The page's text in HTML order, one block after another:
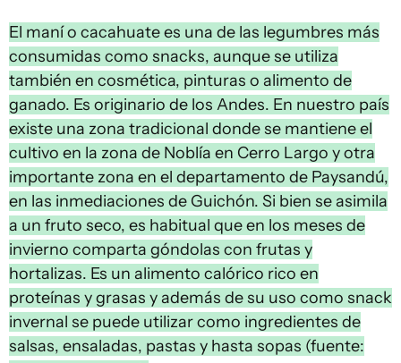
El maní o cacahuate es una de las legumbres más
consumidas como snacks, aunque se utiliza
también en cosmética, pinturas o alimento de
ganado. Es originario de los Andes. En nuestro país
existe una zona tradicional donde se mantiene el
cultivo en la zona de Noblía en Cerro Largo y otra
importante zona en el departamento de Paysandú,
en las inmediaciones de Guichón. Si bien se asimila
a un fruto seco, es habitual que en los meses de
invierno comparta góndolas con frutas y
hortalizas. Es un alimento calórico rico en
proteínas y grasas y además de su uso como snack
invernal se puede utilizar como ingredientes de
salsas, ensaladas, pastas y hasta sopas (fuente: